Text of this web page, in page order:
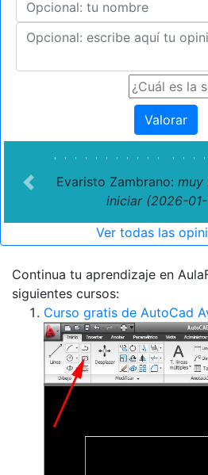
Valorar
Evaristo Zambrano: muy
iniciar (2026-01-
Previous
Ver todas las
Continua tu aprendizaje en
siguientes cursos:
Curso gratis de AutoCad